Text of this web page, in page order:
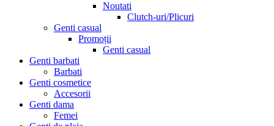
Noutati
Clutch-uri/Plicuri
Genti casual
Promoții
Genti casual
Genti barbati
Barbati
Genti cosmetice
Accesorii
Genti dama
Femei